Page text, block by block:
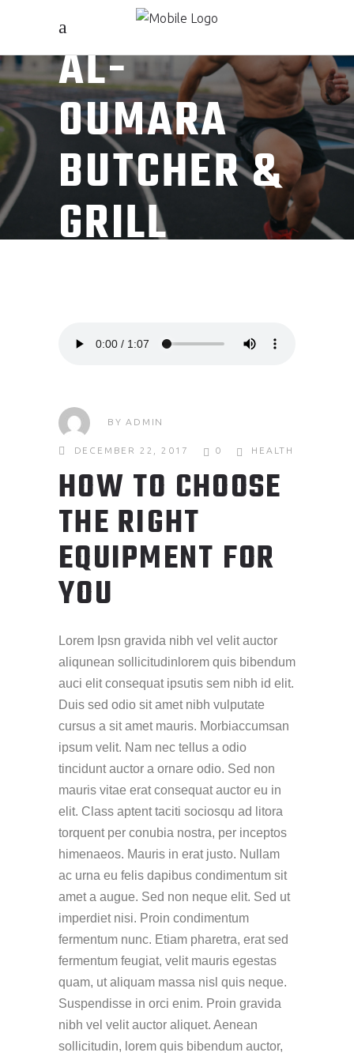
AL-
OUMARA
BUTCHER &
GRILL
BYADMIN
DECEMBER 22, 2017 0 HEALTH
HOW TO CHOOSE
THE RIGHT
EQUIPMENT FOR
YOU
Lorem Ipsn gravida nibh vel velit auctor
aliqunean sollicitudinlorem quis bibendum
auci elit consequat ipsutis sem nibh id elit.
Duis sed odio sit amet nibh vulputate
cursus a sit amet mauris. Morbiaccumsan
ipsum velit. Nam nec tellus a odio
tincidunt auctor a ornare odio. Sed non
mauris vitae erat consequat auctor eu in
elit. Class aptent taciti sociosqu ad litora
torquent per conubia nostra, per inceptos
himenaeos. Mauris in erat justo. Nullam
ac urna eu felis dapibus condimentum sit
amet a augue. Sed non neque elit. Sed ut
imperdiet nisi. Proin condimentum
fermentum nunc. Etiam pharetra, erat sed
fermentum feugiat, velit mauris egestas
quam, ut aliquam massa nisl quis neque.
Suspendisse in orci enim. Proin gravida
nibh vel velit auctor aliquet. Aenean
sollicitudin, lorem quis bibendum auctor,